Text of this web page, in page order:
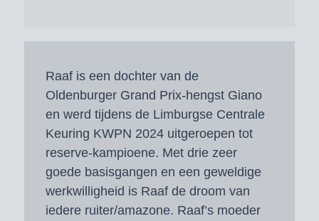
Raaf is een dochter van de
Oldenburger Grand Prix-hengst Giano
en werd tijdens de Limburgse Centrale
Keuring KWPN 2024 uitgeroepen tot
reserve-kampioene. Met drie zeer
goede basisgangen en een geweldige
werkwilligheid is Raaf de droom van
iedere ruiter/amazone. Raaf’s moeder